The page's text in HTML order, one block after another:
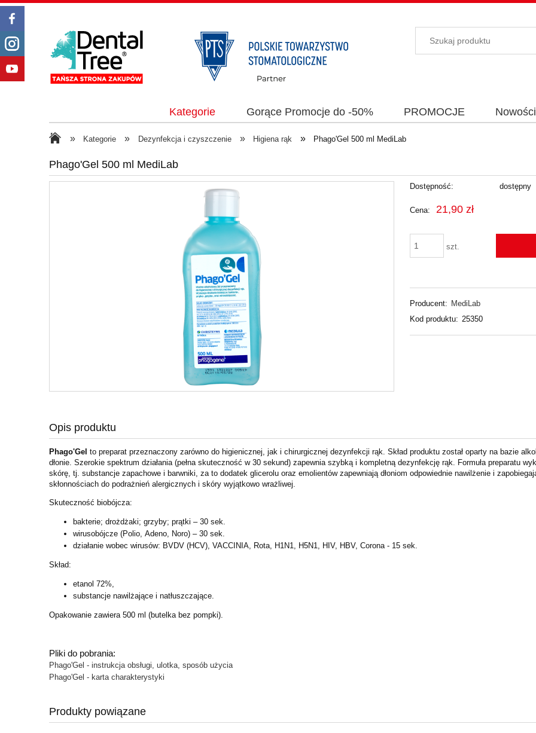
Kategorie Gorące Promocje do -50% PROMOCJE Nowości
» Kategorie » Dezynfekcja i czyszczenie » Higiena rąk » Phago'Gel 500 ml MediLab
Phago'Gel 500 ml MediLab
Dostępność: dostępny
Cena: 21,90 zł
szt.
Producent: MediLab
Kod produktu: 25350
Opis produktu
Phago'Gel to preparat przeznaczony zarówno do higienicznej, jak i chirurgicznej dezynfekcji rąk. Skład produktu został oparty na bazie
dłonie. Szerokie spektrum działania (pełna skuteczność w 30 sekund) zapewnia szybką i kompletną dezynfekcję rąk. Formuła preparatu
skórę, tj. substancje zapachowe i barwniki, za to dodatek glicerolu oraz emolientów zapewniają dłoniom odpowiednie nawilżenie i
skłonnościach do podrażnień alergicznych i skóry wyjątkowo wrażliwej.
Skuteczność biobójcza:
bakterie; drożdżaki; grzyby; prątki – 30 sek.
wirusobójcze (Polio, Adeno, Noro) – 30 sek.
działanie wobec wirusów: BVDV (HCV), VACCINIA, Rota, H1N1, H5N1, HIV, HBV, Corona - 15 sek.
Skład:
etanol 72%,
substancje nawilżające i natłuszczające.
Opakowanie zawiera 500 ml (butelka bez pompki).
Pliki do pobrania:
Phago'Gel - instrukcja obsługi, ulotka, sposób użycia
Phago'Gel - karta charakterystyki
Produkty powiązane